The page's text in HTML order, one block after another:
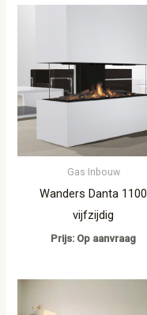
Gas Inbouw
Wanders Danta 1100
vijfzijdig
Prijs: Op aanvraag